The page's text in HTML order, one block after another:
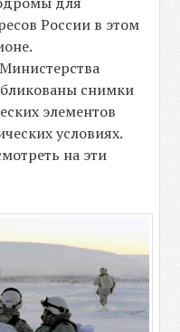
России в этом
снимки
элементов
условиях.
на эти